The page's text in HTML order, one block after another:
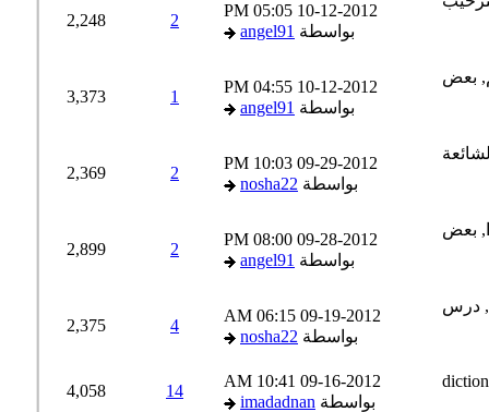
10-12-2012
05:05 PM
بواسطةangel91
2,248
10-12-2012
04:55 PM
بواسطةangel91
3,373
09-29-2012
10:03 PM
بواسطةnosha22
2,369
09-28-2012
08:00 PM
بواسطةangel91
2,899
09-19-2012
06:15 AM
بواسطةnosha22
2,375
09-16-2012
10:41 AM
بواسطةimadadnan
14
4,058